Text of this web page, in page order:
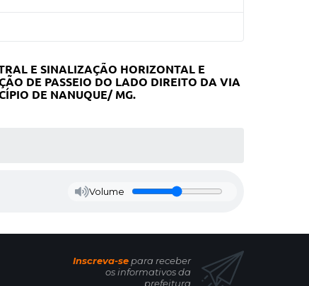
E SINALIZAÇÃO HORIZONTAL E
DE PASSEIO DO LADO DIREITO DA VIA
DE NANUQUE/ MG.
Volume
Inscreva-se para receber
os informativos da
prefeitura